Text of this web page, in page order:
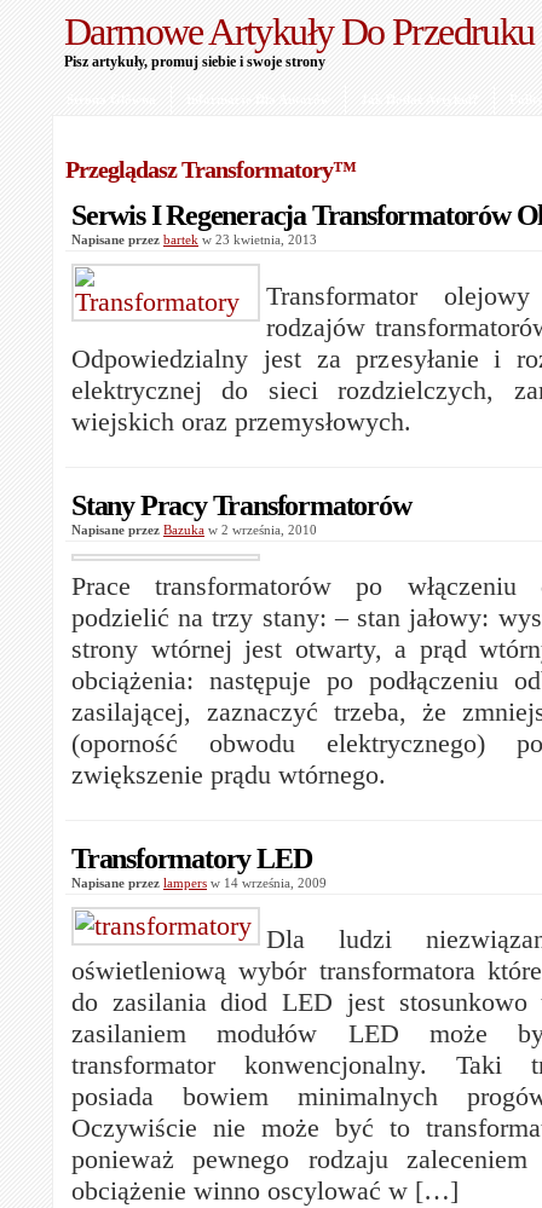
Darmowe Artykuły Do Przedruku
Pisz artykuły, promuj siebie i swoje strony
Przeglądasz Transformatory™
Serwis I Regeneracja Transformatorów
Napisane przez bartek w 23 kwietnia, 2013
Transformator
rodzajów
Odpowiedzialny jest za przesyłanie i
elektrycznej do sieci rozdzielczych,
wiejskich oraz przemysłowych.
Stany Pracy Transformatorów
Napisane przez Bazuka w 2 września, 2010
Prace transformatorów po
podzielić na trzy stany: – stan jałowy:
strony wtórnej jest otwarty, a prąd
obciążenia: następuje po podłączeniu
zasilającej, zaznaczyć trzeba, że
(oporność obwodu elektrycznego)
zwiększenie prądu wtórnego.
Transformatory LED
Napisane przez lampers w 14 września, 2009
Dla ludzi
oświetleniową wybór transformatora
do zasilania diod LED jest stosunkowo
zasilaniem modułów LED może
transformator konwencjonalny. Taki
posiada bowiem minimalnych
Oczywiście nie może być to
ponieważ pewnego rodzaju
obciążenie winno oscylować w […]